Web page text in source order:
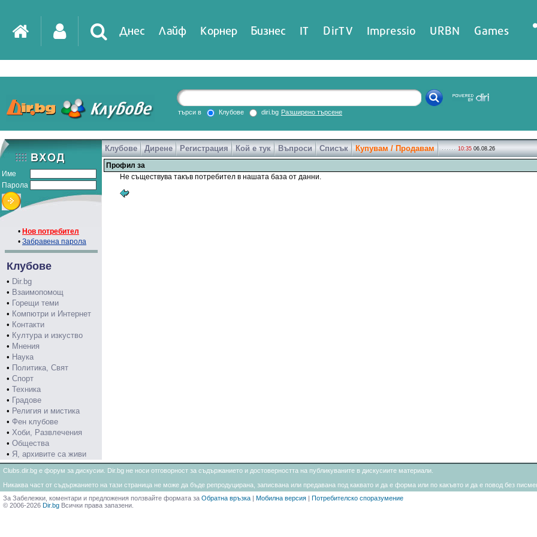
Днес Лайф Корнер Бизнес IT DirTV Impressio URBN Games
търси в Клубове diri.bg Разширено търсене
Име
Парола
• Нов потребител
• Забравена парола
Клубове
• Dir.bg
• Взаимопомощ
• Горещи теми
• Компютри и Интернет
• Контакти
• Култура и изкуство
• Мнения
• Наука
• Политика, Свят
• Спорт
• Техника
• Градове
• Религия и мистика
• Фен клубове
• Хоби, Развлечения
• Общества
• Я, архивите са живи
Клубове Дирене Регистрация Кой е тук Въпроси Списък Купувам / Продавам 10:35 06.08.26
Профил за
Не съществува такъв потребител в нашата база от данни.
Clubs.dir.bg е форум за дискусии. Dir.bg не носи отговорност за съдържанието и достоверността на публикуваните в дискусиите материали.
Никаква част от съдържанието на тази страница не може да бъде репродуцирана, записвана или предавана под каквато и да е форма или по какъвто и да е повод без
За Забележки, коментари и предложения ползвайте формата за Обратна връзка | Мобилна версия | Потребителско споразумение
© 2006-2026 Dir.bg Всички права запазени.